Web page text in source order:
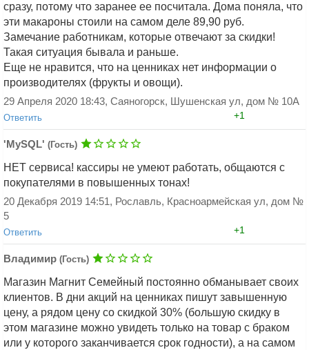
Добавить ответ
сразу, потому что заранее ее посчитала. Дома поняла, что
эти макароны стоили на самом деле 89,90 руб.
Замечание работникам, которые отвечают за скидки!
Такая ситуация бывала и раньше.
Еще не нравится, что на ценниках нет информации о
производителях (фрукты и овощи).
29 Апреля 2020 18:43, Саяногорск, Шушенская ул, дом № 10А
Ответить +1
'MySQL' (Гость)
НЕТ сервиса! кассиры не умеют работать, общаются с
покупателями в повышенных тонах!
20 Декабря 2019 14:51, Рославль, Красноармейская ул, дом №
5
Ответить +1
Добавить ответ
Владимир (Гость)
Магазин Магнит Семейный постоянно обманывает своих
клиентов. В дни акций на ценниках пишут завышенную
цену, а рядом цену со скидкой 30% (большую скидку в
этом магазине можно увидеть только на товар с браком
или у которого заканчивается срок годности), а на самом